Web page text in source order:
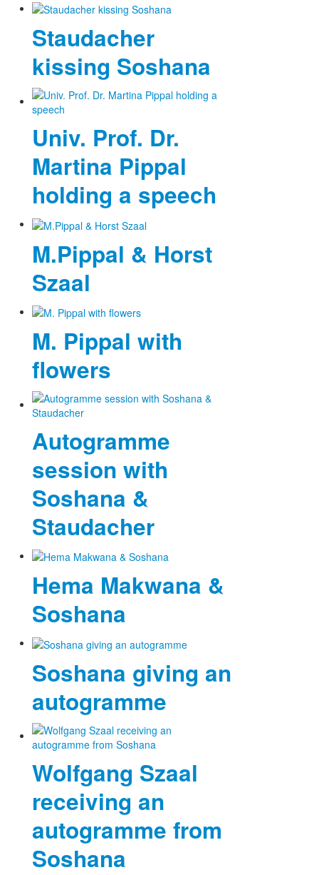
Staudacher
kissing Soshana
Univ. Prof. Dr.
Martina Pippal
holding a speech
M.Pippal & Horst
Szaal
M. Pippal with
flowers
Autogramme
session with
Soshana &
Staudacher
Hema Makwana &
Soshana
Soshana giving an
autogramme
Wolfgang Szaal
receiving an
autogramme from
Soshana